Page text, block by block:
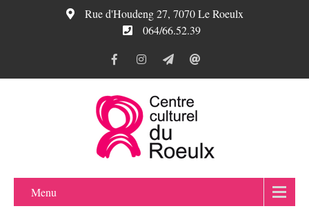
Rue d'Houdeng 27, 7070 Le Roeulx
064/66.52.39
Menu